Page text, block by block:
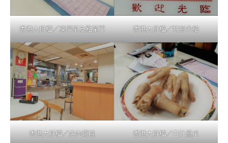
香港大排檔／凍檸茶及點菜單 香港大排檔／特別介紹
香港大排檔／店內環境 香港大排檔／白汁鳳爪